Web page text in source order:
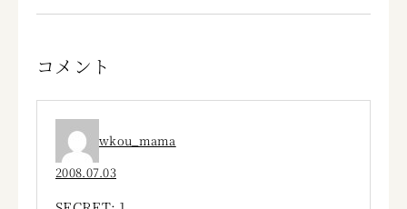
コメント
wkou_mama
2008.07.03